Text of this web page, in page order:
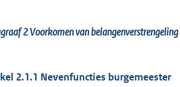
2Voorkomen van belangenverstrengeling
2.1.1 Nevenfuncties burgemeester